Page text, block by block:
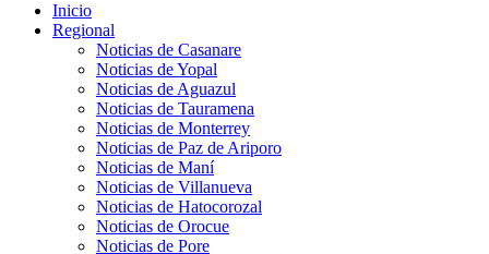
Inicio
Regional
Noticias de Casanare
Noticias de Yopal
Noticias de Aguazul
Noticias de Tauramena
Noticias de Monterrey
Noticias de Paz de Ariporo
Noticias de Maní
Noticias de Villanueva
Noticias de Hatocorozal
Noticias de Orocue
Noticias de Pore